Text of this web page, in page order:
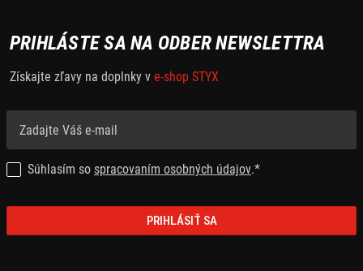
PRIHLÁSTE SA NA ODBER NEWSLETTRA
Získajte zľavy na doplnky v e-shop STYX
Súhlasím so spracovaním osobných údajov.*
PRIHLÁSIŤ SA